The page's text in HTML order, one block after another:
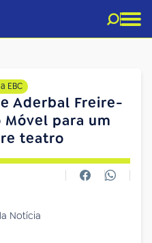
EBC
Aderbal Freire-
Móvel para um
teatro